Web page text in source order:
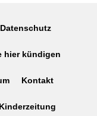
Datenschutz
hier kündigen
Kontakt